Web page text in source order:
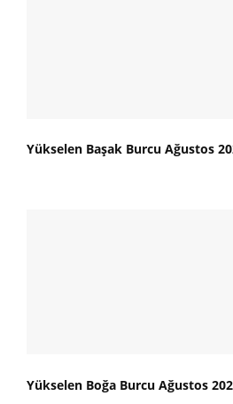
Yükselen Başak Burcu Ağustos
Yükselen Boğa Burcu Ağustos